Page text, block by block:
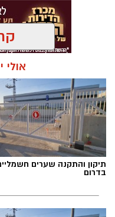
נוריה בן ארציאולי
תיקון והתקנה שערים
בדרום